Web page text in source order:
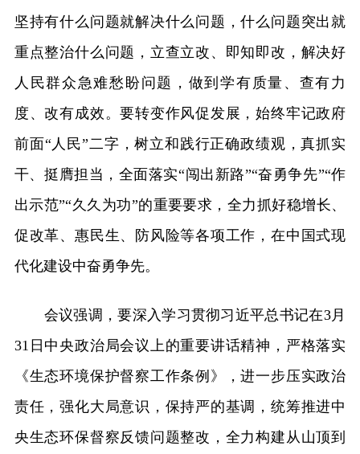
坚持有什么问题就解决什么问题，什么问题突出就
重点整治什么问题，立查立改、即知即改，解决好
人民群众急难愁盼问题，做到学有质量、查有力
度、改有成效。要转变作风促发展，始终牢记政府
前面“人民”二字，树立和践行正确政绩观，真抓实
干、挺膺担当，全面落实“闯出新路”“奋勇争先”“作
出示范”“久久为功”的重要要求，全力抓好稳增长、
促改革、惠民生、防风险等各项工作，在中国式现
代化建设中奋勇争先。
会议强调，要深入学习贯彻习近平总书记在3月
31日中央政治局会议上的重要讲话精神，严格落实
《生态环境保护督察工作条例》，进一步压实政治
责任，强化大局意识，保持严的基调，统筹推进中
央生态环保督察反馈问题整改，全力构建从山顶到